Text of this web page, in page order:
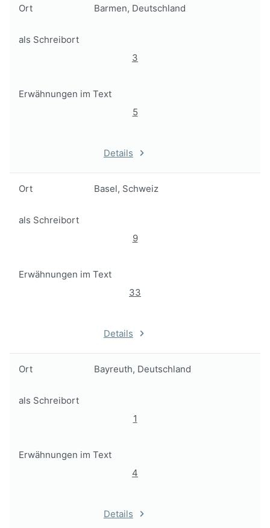
Ort Barmen, Deutschland
als Schreibort
3
Erwähnungen im Text
5
Details
Ort Basel, Schweiz
als Schreibort
9
Erwähnungen im Text
33
Details
Ort Bayreuth, Deutschland
als Schreibort
1
Erwähnungen im Text
4
Details